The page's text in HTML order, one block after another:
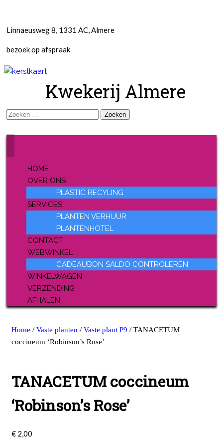
Linnaeusweg 8, 1331 AC, Almere
bezoek op afspraak
Kwekerij Almere
Zoeken
HOME
OVER ONS
PLASTIC RECYLING
SERVICES
PLANTEN VERHUUR
PLANTENHOTEL
CONTACT
WEBWINKEL
CADEAUBON SALDO CONTROLEREN
WINKELWAGEN
VERZENDING
AFHALEN
Home / Vaste planten / Vaste plant P9 / TANACETUM
coccineum ‘Robinson’s Rose’
TANACETUM coccineum
‘Robinson’s Rose’
€ 2,00